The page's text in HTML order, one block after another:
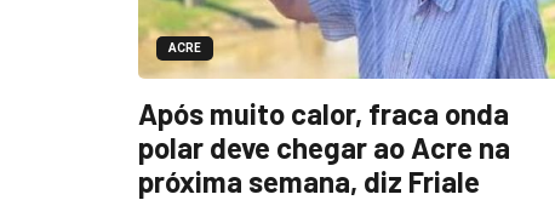
ACRE
Após muito calor, fraca onda
polar deve chegar ao Acre na
próxima semana, diz Friale